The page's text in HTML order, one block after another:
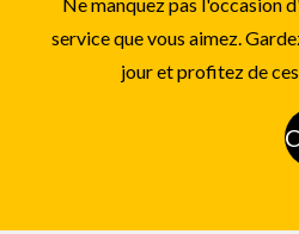
Ne manquez pas l'occasion
service que vous aimez.
jour et profitez de